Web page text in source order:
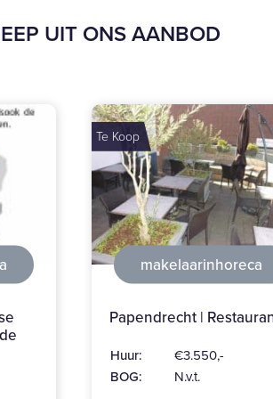
UIT ONS AANBOD
Te Koop
edensmakelaars
Viszaak te koop
Huur:
Op aanvraag